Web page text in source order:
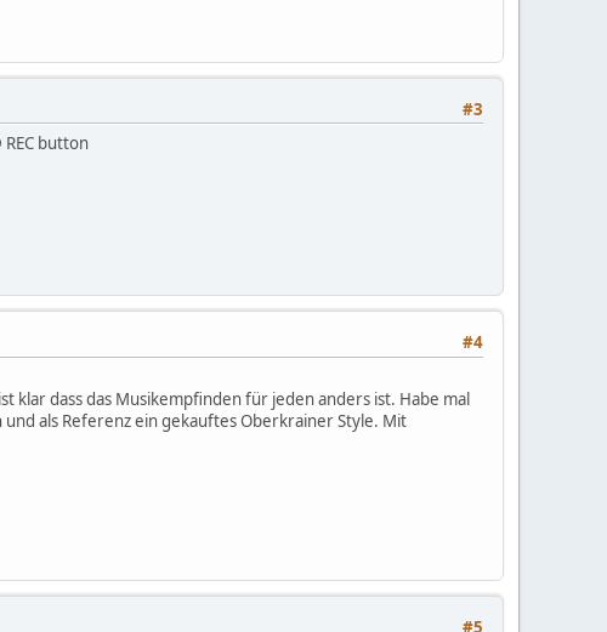
#3
button
#4
klar dass das Musikempfinden für jeden anders ist. Habe mal
als Referenz ein gekauftes Oberkrainer Style. Mit
#5